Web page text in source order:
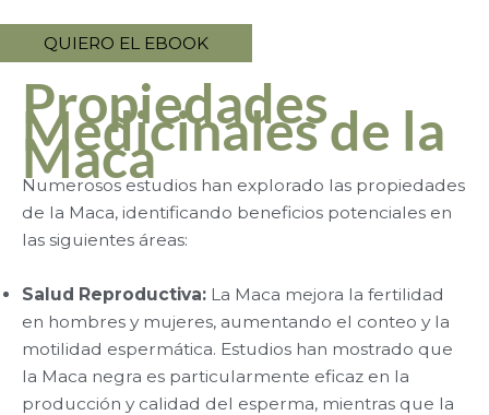
QUIERO EL EBOOK
Propiedades
Medicinales de la
Maca
Numerosos estudios han explorado las propiedades
de la Maca, identificando beneficios potenciales en
las siguientes áreas:
Salud Reproductiva: La Maca mejora la fertilidad
en hombres y mujeres, aumentando el conteo y la
motilidad espermática. Estudios han mostrado que
la Maca negra es particularmente eficaz en la
producción y calidad del esperma, mientras que la